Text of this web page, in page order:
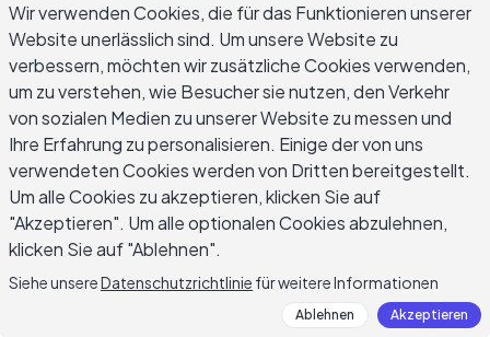
einem potenziellen Partner präsentieren oder
eine warme Empfehlung weiterverfolgen – es
geht um viel: Eine schlecht geschriebene E-Mail
kann eine Tür schließen, bevor Sie sie überhaupt
geöffnet haben. Dieser Leitfaden behandelt vier
häufige Arten von Business-Einführungs-E-Mails
– mit Vorlagen, Beispielen und praktischen
Schreibtipps für jede. Sie finden auch Hinweise
zu Betreffzeilen, Ton und wie Sie Ihre Nachricht
an die spezifische Beziehung anpassen, die Sie
Wir verwenden Cookies, die für das Funktionieren unserer
Website unerlässlich sind. Um unsere Website zu
verbessern, möchten wir zusätzliche Cookies verwenden,
um zu verstehen, wie Besucher sie nutzen, den Verkehr
von sozialen Medien zu unserer Website zu messen und
Ihre Erfahrung zu personalisieren. Einige der von uns
verwendeten Cookies werden von Dritten bereitgestellt.
Um alle Cookies zu akzeptieren, klicken Sie auf
"Akzeptieren". Um alle optionalen Cookies abzulehnen,
klicken Sie auf "Ablehnen".
Siehe unsereDatenschutzrichtlinie für weitere Informationen
Ablehnen Akzeptieren